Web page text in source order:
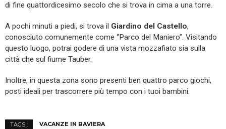
di fine quattordicesimo secolo che si trova in cima a una torre.
A pochi minuti a piedi, si trova il Giardino del Castello,
conosciuto comunemente come “Parco del Maniero”. Visitando
questo luogo, potrai godere di una vista mozzafiato sia sulla
città che sul fiume Tauber.
Inoltre, in questa zona sono presenti ben quattro parco giochi,
posti ideali per trascorrere più tempo con i tuoi bambini.
TAGS : VACANZE IN BAVIERA